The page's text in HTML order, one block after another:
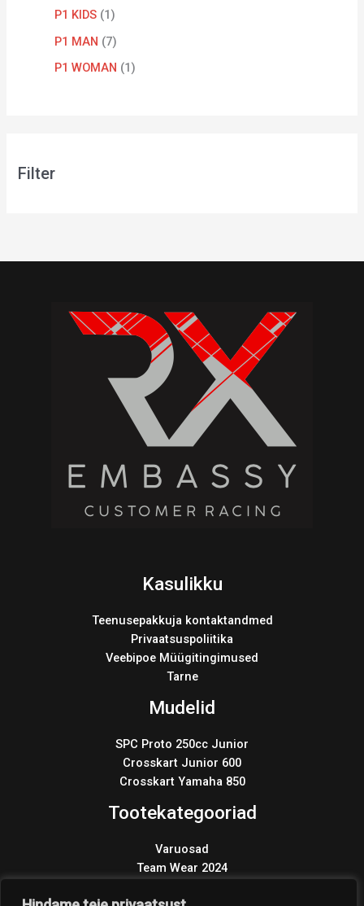
P1 KIDS 1
P1 MAN
7
P1 WOMAN
1
Filter
Kasulikku
Teenusepakkuja kontaktandmed
Privaatsuspoliitika
Veebipoe Müügitingimused
Tarne
Mudelid
SPC Proto 250cc Junior
Crosskart Junior 600
Crosskart Yamaha 850
Tootekategooriad
Varuosad
Team Wear 2024
Products